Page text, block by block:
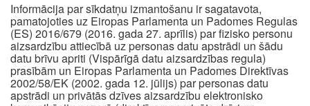
Informācija par sīkdatņu izmantošanu ir sagatavota,
pamatojoties uz Eiropas Parlamenta un Padomes Regulas
(ES) 2016/679 (2016. gada 27. aprīlis) par fizisko personu
aizsardzību attiecībā uz personas datu apstrādi un šādu
datu brīvu apriti (Vispārīgā datu aizsardzības regula)
prasībām un Eiropas Parlamenta un Padomes Direktīvas
2002/58/EK (2002. gada 12. jūlijs) par personas datu
apstrādi un privātās dzīves aizsardzību elektronisko